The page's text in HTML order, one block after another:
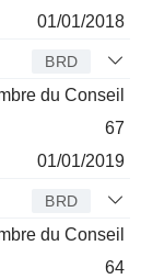
01/01/2018
BRD
du Conseil
67
01/01/2019
BRD
du Conseil
64